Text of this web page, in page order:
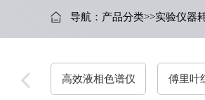
导航： 产品分类>>实验仪器
高效液相色谱仪 傅里叶